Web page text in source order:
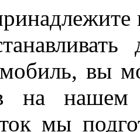
вы
на
мы